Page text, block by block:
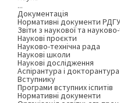
...
Документація
Нормативні документи РДГУ
Звіти з наукової та науково-
Наукові проєкти
Науково-технічна рада
Наукові школи
Наукові дослідження
Аспірантура і докторантура
Вступнику
Програми вступних іспитів
Нормативні документи